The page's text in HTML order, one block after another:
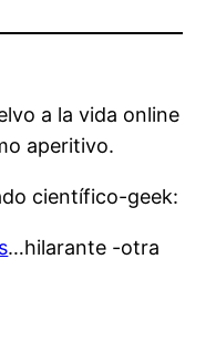
a la vida online
aperitivo.
científico-geek:
…hilarante -otra